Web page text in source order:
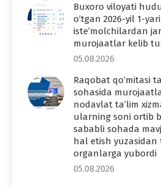
Buxoro viloyati
o‘tgan 2026-yil 1-
iste’molchilardan
murojaatlar kelib
05.08.2026
Raqobat qo‘mitasi
sohasida
nodavlat ta’lim
ularning soni ortib
sababli sohada
hal etish
organlarga yubordi
05.08.2026